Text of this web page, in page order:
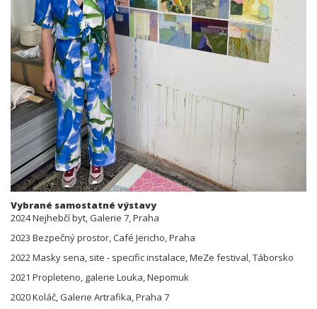
Vybrané samostatné výstavy
2024 Nejhebčí byt, Galerie 7, Praha
2023 Bezpečný prostor, Café Jericho, Praha
2022 Masky sena, site - specific instalace, MeZe festival, Táborsko
2021 Propleteno, galerie Louka, Nepomuk
2020 Koláč, Galerie Artrafika, Praha 7